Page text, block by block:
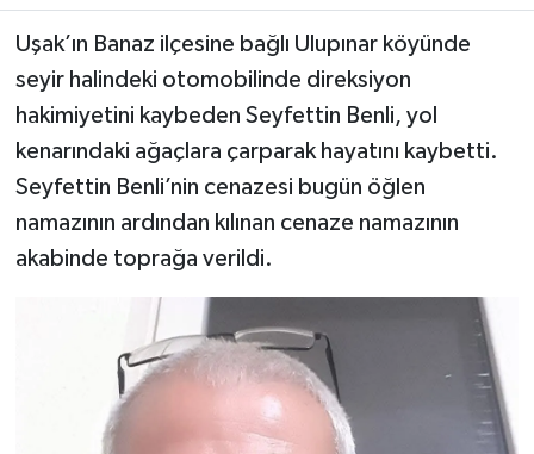
Uşak’ın Banaz ilçesine bağlı Ulupınar köyünde
seyir halindeki otomobilinde direksiyon
hakimiyetini kaybeden Seyfettin Benli, yol
kenarındaki ağaçlara çarparak hayatını kaybetti.
Seyfettin Benli’nin cenazesi bugün öğlen
namazının ardından kılınan cenaze namazının
akabinde toprağa verildi.